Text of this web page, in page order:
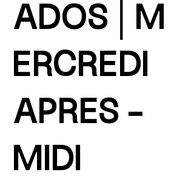
ADOS│M
ERCREDI
APRES -
MIDI